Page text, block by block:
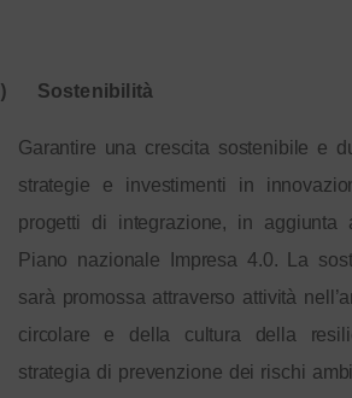
Sostenibilità
Garantire una crescita sostenibile e
strategie e investimenti in
progetti di integrazione, in aggiunta
Piano nazionale Impresa 4.0.
La
sarà promossa attraverso attività
circolare e della cultura della
strategia di prevenzione dei rischi